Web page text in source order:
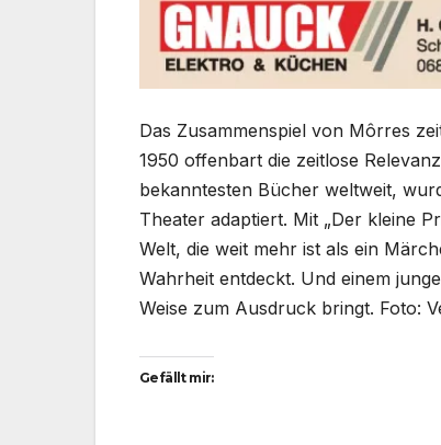
Das Zusammenspiel von Môrres
1950 offenbart die zeitlose
bekanntesten Bücher weltweit,
Theater adaptiert. Mit „Der kleine
Welt, die weit mehr ist als ein
Wahrheit entdeckt. Und einem
Weise zum Ausdruck bringt. Foto:
Gefällt mir: